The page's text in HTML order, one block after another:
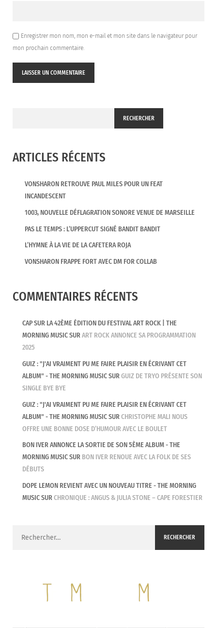
Enregistrer mon nom, mon e-mail et mon site dans le navigateur pour
mon prochain commentaire.
RECHERCHER
ARTICLES RÉCENTS
VONSHARON RETROUVE PAUL MILES POUR UN FEAT
INCANDESCENT
1003, NOUVELLE DÉFLAGRATION SONORE VENUE DE MARSEILLE
PAS LE TEMPS : L’UPPERCUT SIGNÉ BANDIT BANDIT
L’HYMNE À LA VIE DE LA CAFETERA ROJA
VONSHARON FRAPPE FORT AVEC DM FOR COLLAB
COMMENTAIRES RÉCENTS
CAP SUR LA 42ÈME ÉDITION DU FESTIVAL ART ROCK | THE
MORNING MUSICSURART ROCK ANNONCE SA PROGRAMMATION
2025
GUIZ : "J'AI VRAIMENT PU ME FAIRE PLAISIR EN ÉCRIVANT CET
ALBUM" - THE MORNING MUSICSURGUIZ DE TRYO PRÉSENTE SON
SINGLE BYE BYE
GUIZ : "J'AI VRAIMENT PU ME FAIRE PLAISIR EN ÉCRIVANT CET
ALBUM" - THE MORNING MUSICSURCHRISTOPHE MALI NOUS
OFFRE UNE BONNE DOSE D’HUMOUR AVEC LE BOULET
BON IVER ANNONCE LA SORTIE DE SON 5ÈME ALBUM - THE
MORNING MUSICSUR BON IVER RENOUE AVEC LA FOLK DE SES
DÉBUTS
DOPE LEMON REVIENT AVEC UN NOUVEAU TITRE - THE MORNING
MUSICSURCHRONIQUE : ANGUS & JULIA STONE – CAPE FORESTIER